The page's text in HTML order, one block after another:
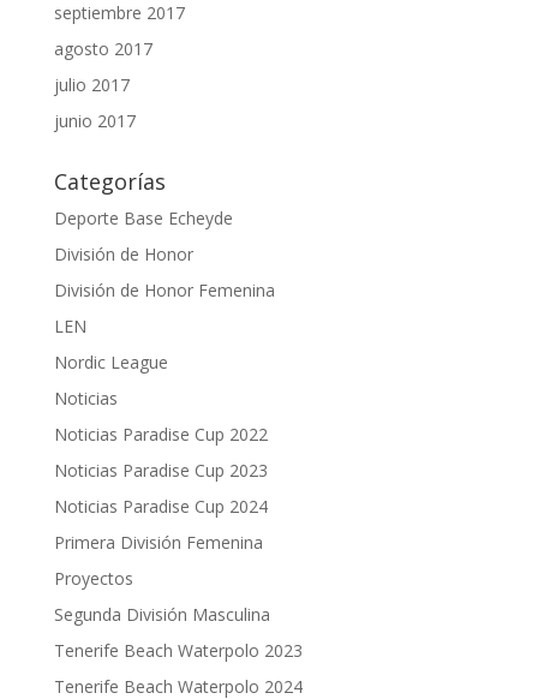
septiembre 2017
agosto 2017
julio 2017
junio 2017
Categorías
Deporte Base Echeyde
División de Honor
División de Honor Femenina
LEN
Nordic League
Noticias
Noticias Paradise Cup 2022
Noticias Paradise Cup 2023
Noticias Paradise Cup 2024
Primera División Femenina
Proyectos
Segunda División Masculina
Tenerife Beach Waterpolo 2023
Tenerife Beach Waterpolo 2024